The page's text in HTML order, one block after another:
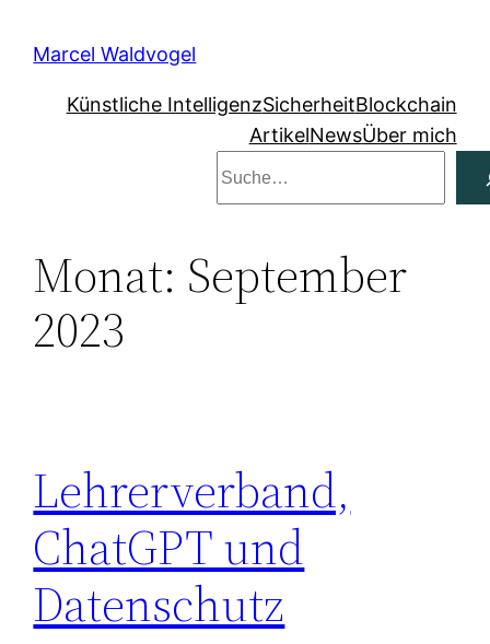
Inhalt
Marcel Waldvogel
Künstliche IntelligenzSicherheitBlockchain
ArtikelNewsÜber mich
Monat: September
2023
Lehrerverband,
ChatGPT und
Datenschutz